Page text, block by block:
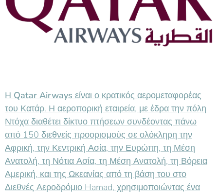
Η Qatar Airways είναι ο κρατικός αερομεταφορέας
του Κατάρ. Η αεροπορική εταιρεία, με έδρα την πόλη
Ντόχα διαθέτει δίκτυο πτήσεων συνδέοντας πάνω
από 150 διεθνείς προορισμούς σε ολόκληρη την
Αφρική, την Κεντρική Ασία, την Ευρώπη, τη Μέση
Ανατολή, τη Νότια Ασία, τη Μέση Ανατολή, τη Βόρεια
Αμερική, και της Ωκεανίας από τη βάση του στο
Διεθνές Αεροδρόμιο Hamad, χρησιμοποιώντας ένα